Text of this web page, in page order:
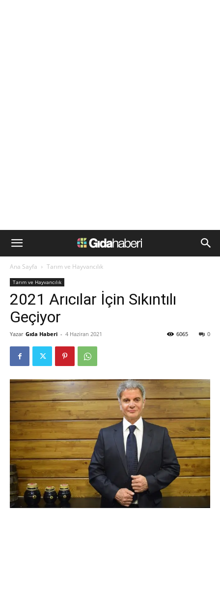
Ana Sayfa Tarım ve Hayvancılık
Tarım ve Hayvancılık
2021 Arıcılar İçin Sıkıntılı
Geçiyor
Yazar Gıda Haberi - 4 Haziran 2021 0
6065